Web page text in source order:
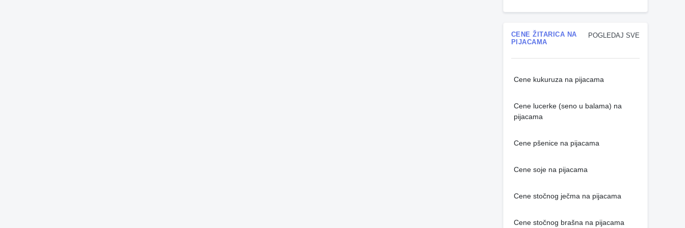
POGLEDAJ SVE
CENE ŽITARICA NA
PIJACAMA
Cene kukuruza na pijacama
Cene lucerke (seno u balama) na
pijacama
Cene pšenice na pijacama
Cene soje na pijacama
Cene stočnog ječma na pijacama
Cene stočnog brašna na pijacama